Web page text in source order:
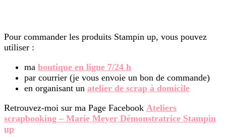
Pour commander les produits Stampin up, vous pouvez
utiliser :
ma boutique en ligne 7/24 h
par courrier (je vous envoie un bon de commande)
en organisant un atelier de scrap à domicile
Retrouvez-moi sur ma Page Facebook Ateliers
scrapbooking – Marie Meyer Démonstratrice Stampin
up